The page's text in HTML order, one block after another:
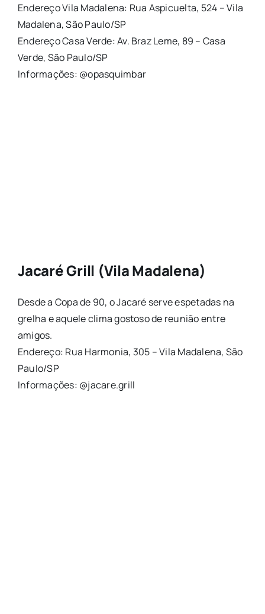
Endereço Vila Madalena: Rua Aspicuelta, 524 – Vila
Madalena, São Paulo/SP
Endereço Casa Verde: Av. Braz Leme, 89 – Casa
Verde, São Paulo/SP
Informações: @opasquimbar
Jacaré Grill (Vila Madalena)
Desde a Copa de 90, o Jacaré serve espetadas na
grelha e aquele clima gostoso de reunião entre
amigos.
Endereço: Rua Harmonia, 305 – Vila Madalena, São
Paulo/SP
Informações: @jacare.grill